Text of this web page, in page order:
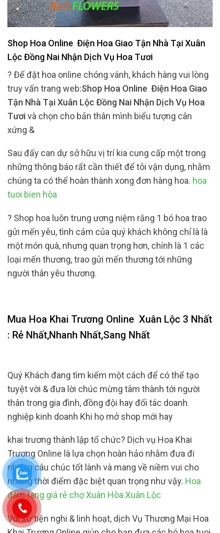
Shop Hoa Online Điện Hoa Giao Tận Nhà Tại Xuân
Lộc Đồng Nai Nhận Dịch Vụ Hoa Tươi
? Để đặt hoa online chóng vánh, khách hàng vui lòng
truy vấn trang web:Shop Hoa Online Điện Hoa Giao
Tận Nhà Tại Xuân Lộc Đồng Nai Nhận Dịch Vụ Hoa
Tươivà chọn cho bản thân mình biểu tượng cân
xứng &
Sau đấy can dự sở hữu vị trí kia cung cấp một trong
những thông báo rất cần thiết để tôi vận dụng, nhằm
chúng ta có thể hoàn thành xong đơn hàng hoa. hoa
tuoi bien hòa
? Shop hoa luôn trung ương niệm rằng 1 bó hoa trao
gửi mến yêu, tình cảm của quý khách không chỉ là là
một món quà, nhưng quan trọng hơn, chính là 1 các
loại mến thương, trao gửi mến thương tới những
người thân yêu thương.
Mua Hoa Khai Trương Online Xuân Lộc 3 Nhất
: Rẻ Nhất,Nhanh Nhất,Sang Nhất
Quý Khách đang tìm kiếm một cách để có thể tạo
tuyệt vời & đưa lời chúc mừng tâm thành tới người
thân trong gia đình, đồng đội hay đối tác doanh
nghiệp kinh doanh Khi họ mở shop mới hay
khai trương thành lập tổ chức? Dịch vụ Hoa Khai
Trương Online là lựa chọn hoàn hảo nhằm đưa đi
những câu chúc tốt lành và mang về niềm vui cho
những thời điểm đặc biệt quan trọng như vậy. Hoa
đám tang giá rẻ chợ Xuân Hòa Xuân Lộc
Với sự tiện nghi & linh hoạt, dịch Vụ Thương Mại Hoa